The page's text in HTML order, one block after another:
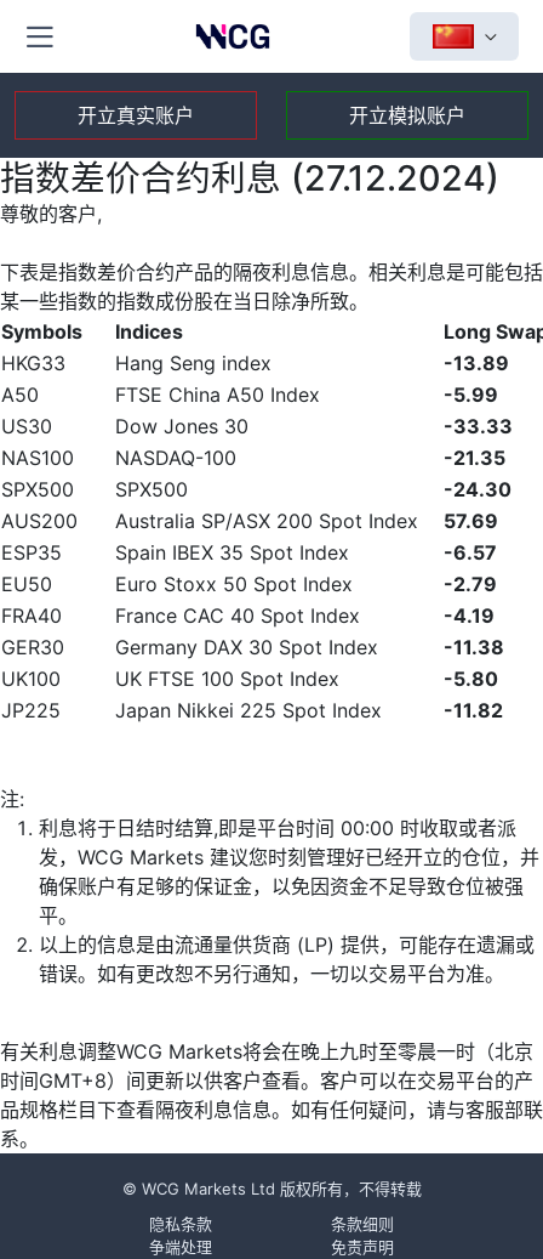
开立真实账户 开立模拟账户
指数差价合约利息 (27.12.2024)
尊敬的客户,
下表是指数差价合约产品的隔夜利息信息。相关利息是可能包括
某一些指数的指数成份股在当日除净所致。
Symbols
Indices
Long
HKG33
Hang Seng index
-13.89
A50
FTSE China A50 Index
-5.99
US30
Dow Jones 30
-33.33
NAS100
NASDAQ-100
-21.35
SPX500
SPX500
-24.30
AUS200
Australia SP/ASX 200 Spot Index
57.69
ESP35
Spain IBEX 35 Spot Index
-6.57
EU50
Euro Stoxx 50 Spot Index
-2.79
FRA40
France CAC 40 Spot Index
-4.19
GER30
Germany DAX 30 Spot Index
-11.38
UK100
UK FTSE 100 Spot Index
-5.80
JP225
Japan Nikkei 225 Spot Index -11.82
注:
利息将于日结时结算,即是平台时间 00:00 时收取或者派
发，WCG Markets 建议您时刻管理好已经开立的仓位，并
确保账户有足够的保证金，以免因资金不足导致仓位被强
平。
以上的信息是由流通量供货商 (LP) 提供，可能存在遗漏或
错误。如有更改恕不另行通知，一切以交易平台为准。
有关利息调整WCG Markets将会在晚上九时至零晨一时（北京
时间GMT+8）间更新以供客户查看。客户可以在交易平台的产
品规格栏目下查看隔夜利息信息。如有任何疑问，请与客服部联
系。
© WCG Markets Ltd 版权所有，不得转载
隐私条款
条款细则
争端处理
免责声明